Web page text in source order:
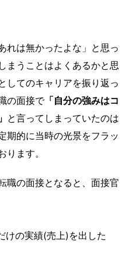
れは無かったよな」と思っ
まうことはよくあるかと思
してのキャリアを振り返っ
の面接で「自分の強みはコ
と言ってしまっていたのは
期的に当時の光景をフラッ
ります。
職の面接となると、面接官
けの実績(売上)を出した